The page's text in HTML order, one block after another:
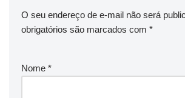
O seu endereço de e-mail não será
obrigatórios são marcados com *
Nome *